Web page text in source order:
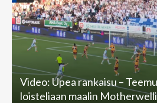
Video: Upea rankaisu –
loisteliaan maalin